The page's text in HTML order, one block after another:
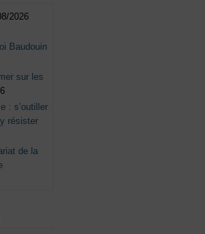
2026
Baudouin
sur les
: s’outiller
résister
de la